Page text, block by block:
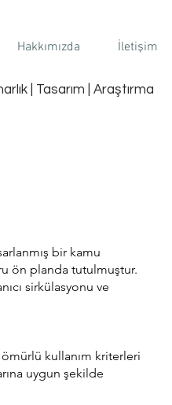
Hakkımızda İletişim
bir kamu
ön planda tutulmuştur.
sirkülasyonu ve
kullanım kriterleri
uygun şekilde
| Tasarım | Araştırma